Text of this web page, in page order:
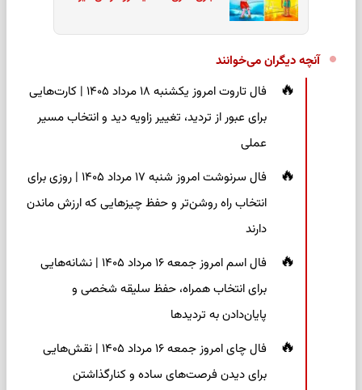
آنچه دیگران می‌خوانند
فال تاروت امروز یکشنبه ۱۸ مرداد ۱۴۰۵ | کارت‌هایی
برای عبور از تردید، تغییر زاویه دید و انتخاب مسیر
عملی
فال سرنوشت امروز شنبه ۱۷ مرداد ۱۴۰۵ | روزی برای
انتخاب راه روشن‌تر و حفظ چیزهایی که ارزش ماندن
دارند
فال اسم امروز جمعه ۱۶ مرداد ۱۴۰۵ | نشانه‌هایی
برای انتخاب همراه، حفظ سلیقه شخصی و
پایان‌دادن به تردیدها
فال چای امروز جمعه ۱۶ مرداد ۱۴۰۵ | نقش‌هایی
برای دیدن فرصت‌های ساده و کنارگذاشتن